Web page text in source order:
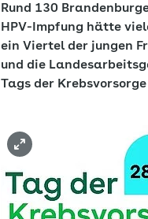
Rund 130
HPV-Impfung hätte
ein Viertel der jungen
und die
Tags der